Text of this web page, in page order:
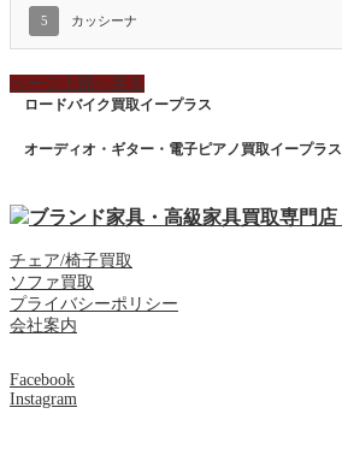
5 カッシーナ
ページ上部へ戻る
ロードバイク買取イープラス
オーディオ・ギター・電子ピアノ買取イープラス
チェア/椅子買取
ソファ買取
プライバシーポリシー
会社案内
Facebook
Instagram